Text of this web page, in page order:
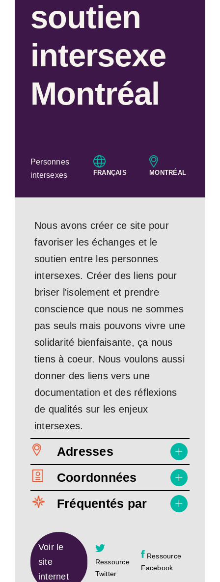
soutien
intersexe
Montréal
Personnes
intersexes
FRANÇAIS MONTRÉAL
Nous avons créer ce site pour
favoriser les échanges et le
soutien entre les personnes
intersexes. Créer des liens pour
briser l'isolement et prendre
conscience que nous ne sommes
pas seuls mais pouvons vivre une
solidarité bienfaisante, ça nous
tiens à coeur. Nous voulons aussi
donner des liens vers une
documentation et des réflexions
de qualités sur les enjeux
intersexes.
Adresses
Coordonnées
Fréquentés par
Voir le
site
internet
Ressource
Twitter
Ressource
Facebook